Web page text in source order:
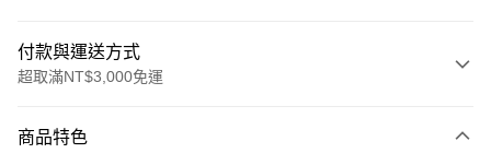
付款與運送方式
超取滿NT$3,000免運
信用卡一次付款
商品特色